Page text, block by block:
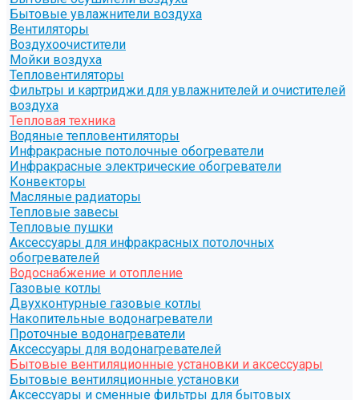
Бытовые увлажнители воздуха
Вентиляторы
Воздухоочистители
Мойки воздуха
Тепловентиляторы
Фильтры и картриджи для увлажнителей и очистителей
воздуха
Тепловая техника
Водяные тепловентиляторы
Инфракрасные потолочные обогреватели
Инфракрасные электрические обогреватели
Конвекторы
Масляные радиаторы
Тепловые завесы
Тепловые пушки
Аксессуары для инфракрасных потолочных
обогревателей
Водоснабжение и отопление
Газовые котлы
Двухконтурные газовые котлы
Накопительные водонагреватели
Проточные водонагреватели
Аксессуары для водонагревателей
Бытовые вентиляционные установки и аксессуары
Бытовые вентиляционные установки
Аксессуары и сменные фильтры для бытовых